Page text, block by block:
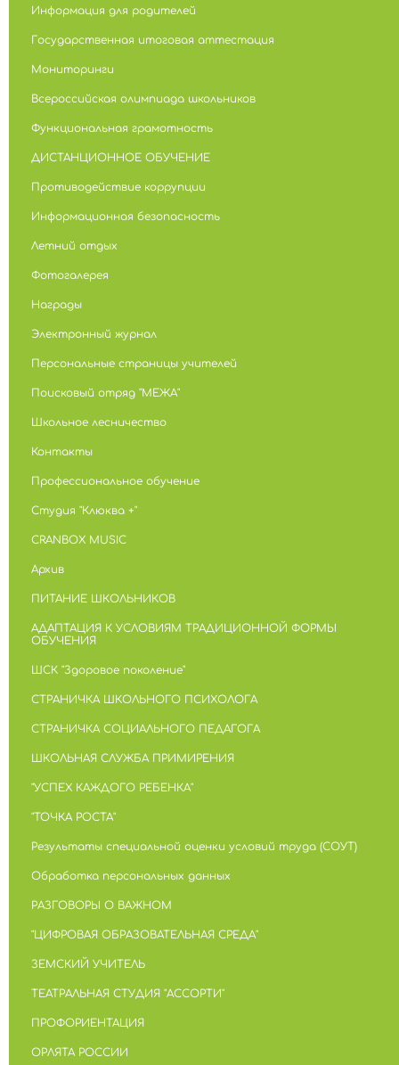
Информация для родителей
Государственная итоговая аттестация
Мониторинги
Всероссийская олимпиада школьников
Функциональная грамотность
ДИСТАНЦИОННОЕ ОБУЧЕНИЕ
Противодействие коррупции
Информационная безопасность
Летний отдых
Фотогалерея
Награды
Электронный журнал
Персональные страницы учителей
Поисковый отряд "МЕЖА"
Школьное лесничество
Контакты
Профессиональное обучение
Студия "Клюква +"
CRANBOX MUSIC
Архив
ПИТАНИЕ ШКОЛЬНИКОВ
АДАПТАЦИЯ К УСЛОВИЯМ ТРАДИЦИОННОЙ ФОРМЫ
ОБУЧЕНИЯ
ШСК "Здоровое поколение"
СТРАНИЧКА ШКОЛЬНОГО ПСИХОЛОГА
СТРАНИЧКА СОЦИАЛЬНОГО ПЕДАГОГА
ШКОЛЬНАЯ СЛУЖБА ПРИМИРЕНИЯ
"УСПЕХ КАЖДОГО РЕБЕНКА"
"ТОЧКА РОСТА"
Результаты специальной оценки условий труда (СОУТ)
Обработка персональных данных
РАЗГОВОРЫ О ВАЖНОМ
"ЦИФРОВАЯ ОБРАЗОВАТЕЛЬНАЯ СРЕДА"
ЗЕМСКИЙ УЧИТЕЛЬ
ТЕАТРАЛЬНАЯ СТУДИЯ "АССОРТИ"
ПРОФОРИЕНТАЦИЯ
ОРЛЯТА РОССИИ